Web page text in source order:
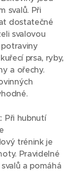
svalů. Při
dostatečné
svalovou
prsa, ryby,
a ořechy.
Při hubnutí
trénink je
Pravidelné
a pomáhá